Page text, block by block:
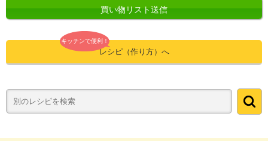
買い物リスト送信
キッチンで便利！
レシピ（作り方）へ